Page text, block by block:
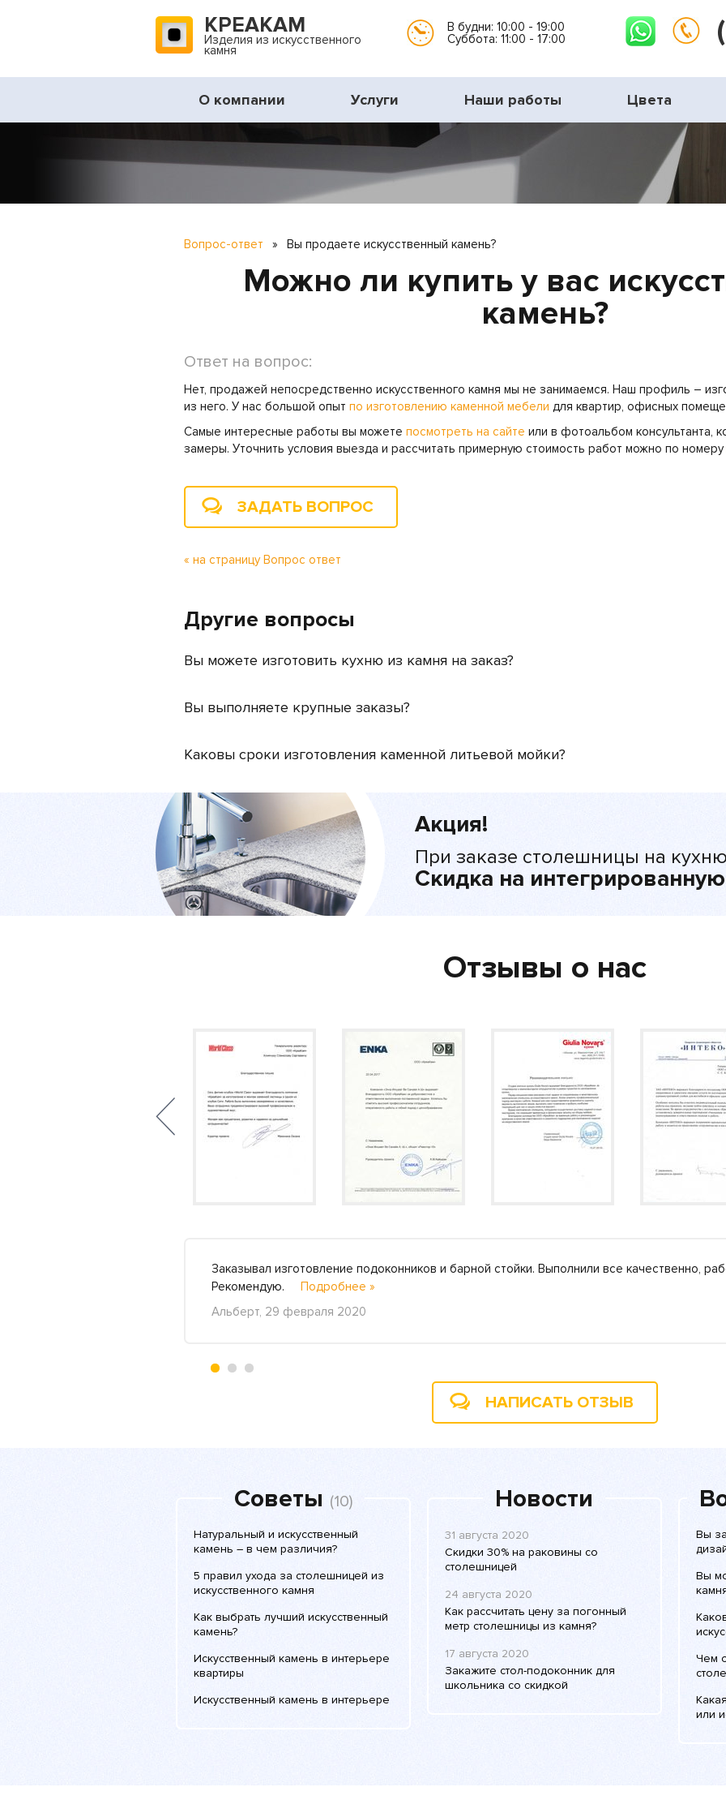
КРЕАКАМ
Изделия из искусственного
камня
В будни: 10:00 - 19:00
Суббота: 11:00 - 17:00
О компании Услуги Наши работы Цвета
Вопрос-ответ » Вы продаете искусственный камень?
Можно ли купить у вас
камень?
Ответ на вопрос:
Нет, продажей непосредственно искусственного камня мы не занимаемся. Наш профиль –
из него. У нас большой опыт по изготовлению каменной мебели для квартир, офисных
Самые интересные работы вы можете посмотреть на сайте или в фотоальбом консультанта,
замеры. Уточнить условия выезда и рассчитать примерную стоимость работ можно по номеру
ЗАДАТЬ ВОПРОС
« на страницу Вопрос ответ
Другие вопросы
Вы можете изготовить кухню из камня на заказ?
Вы выполняете крупные заказы?
Каковы сроки изготовления каменной литьевой мойки?
Акция!
При заказе столешницы на
Скидка на
Отзывы о нас
Заказывал изготовление подоконников и барной стойки. Выполнили все качественно,
Рекомендую. Подробнее »
Альберт, 29 февраля 2020
НАПИСАТЬ ОТЗЫВ
Советы (10)
Натуральный и искусственный
камень – в чем различия?
5 правил ухода за столешницей из
искусственного камня
Как выбрать лучший искусственный
камень?
Искусственный камень в интерьере
квартиры
Искусственный камень в интерьере
Новости
31 августа 2020
Скидки 30% на раковины со
столешницей
24 августа 2020
Как рассчитать цену за погонный
метр столешницы из камня?
17 августа 2020
Закажите стол-подоконник для
школьника со скидкой
Вы
Вы
Чем
или